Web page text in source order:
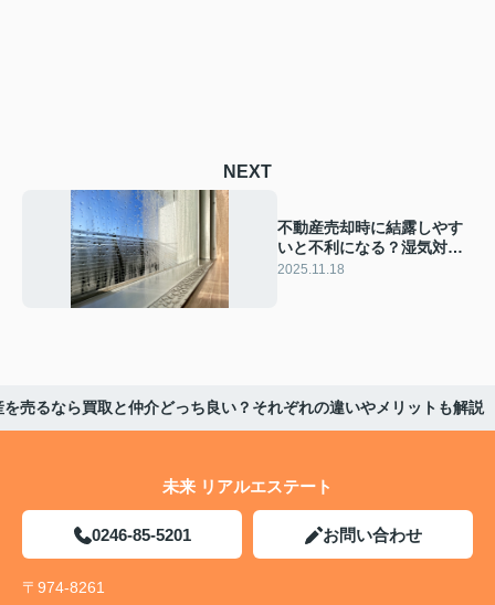
NEXT
不動産売却時に結露しやす
いと不利になる？湿気対策
や買取活用の方法も解説
2025.11.18
を売るなら買取と仲介どっち良い？それぞれの違いやメリットも解説
未来 リアルエステート
0246-85-5201 お問い合わせ
〒974-8261